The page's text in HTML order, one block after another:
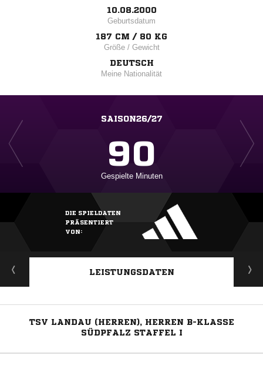
10.08.2000
Geburtsdatum
187 CM / 80 KG
Größe / Gewicht
DEUTSCH
Meine Nationalität
SAISON26/27
90
Gespielte Minuten
DIE SPIELDATEN
PRÄSENTIERT
VON:
LEISTUNGSDATEN
TSV LANDAU (HERREN), HERREN B-KLASSE
SÜDPFALZ STAFFEL I